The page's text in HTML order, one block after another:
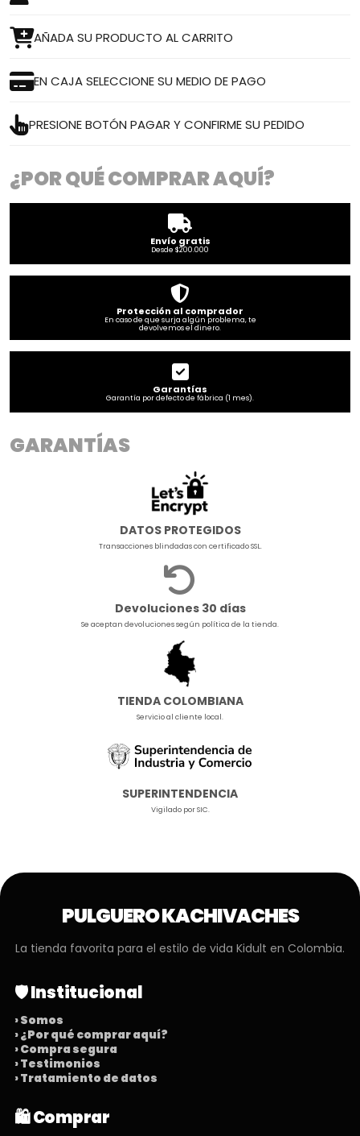
AÑADA SU PRODUCTO AL CARRITO
EN CAJA SELECCIONE SU MEDIO DE PAGO
PRESIONE BOTÓN PAGAR Y CONFIRME SU PEDIDO
¿POR QUÉ COMPRAR AQUÍ?
Envío gratis
Desde $200.000
Protección al comprador
En caso de que surja algún problema, te
devolvemos el dinero.
Garantías
Garantía por defecto de fábrica (1 mes).
GARANTÍAS
DATOS PROTEGIDOS
Transacciones blindadas con certificado SSL.
Devoluciones 30 días
Se aceptan devoluciones según política de la tienda.
TIENDA COLOMBIANA
Servicio al cliente local.
SUPERINTENDENCIA
Vigilado por SIC.
PULGUERO KACHIVACHES
La tienda favorita para el estilo de vida Kidult en Colombia.
🛡️ Institucional
› Somos
› ¿Por qué comprar aquí?
› Compra segura
› Testimonios
› Tratamiento de datos
🛍️ Comprar